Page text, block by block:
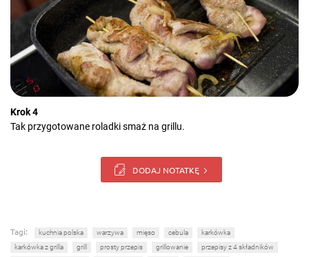
Krok 4
Tak przygotowane roladki smaż na grillu.
DODAJ NOTATKĘ
Tagi: kuchnia polska warzywa mięso cebula
karkówka
karkówka z grilla
grill prosty przepis grillowanie
przepisy z 4 składników